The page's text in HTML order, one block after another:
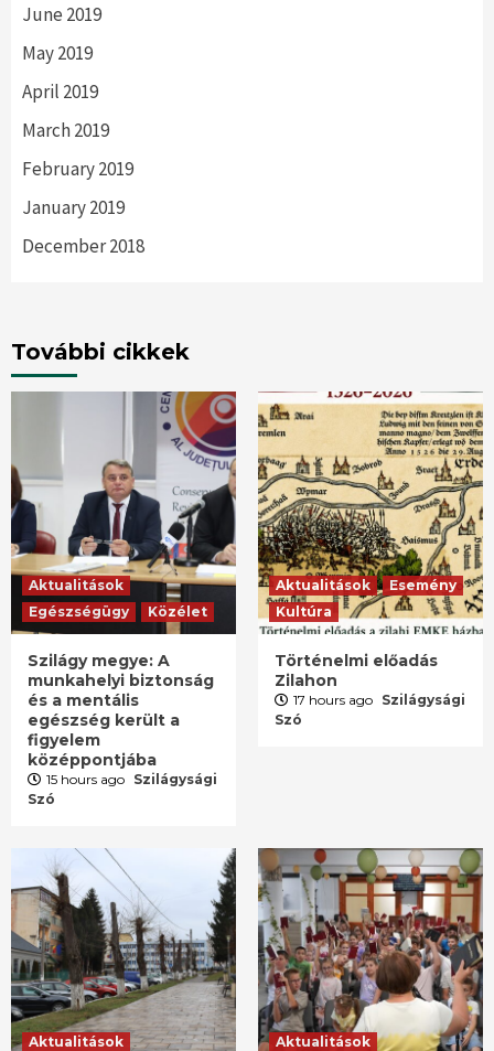
June 2019
May 2019
April 2019
March 2019
February 2019
January 2019
December 2018
További cikkek
Aktualitások
Egészségügy
Közélet
Szilágy megye: A
munkahelyi biztonság
és a mentális
egészség került a
figyelem
középpontjába
15 hours ago Szilágysági
Szó
Aktualitások
Esemény
Kultúra
Történelmi előadás
Zilahon
17 hours ago Szilágysági
Szó
Aktualitások
Aktualitások